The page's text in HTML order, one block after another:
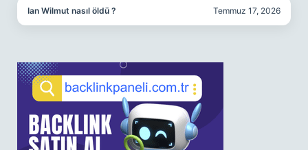
Ian Wilmut nasıl öldü ? Temmuz 17, 2026